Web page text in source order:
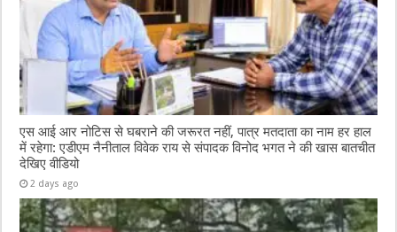
एस आई आर नोटिस से घबराने की जरूरत नहीं, पात्र मतदाता का नाम हर हाल
में रहेगा: एडीएम नैनीताल विवेक राय से संपादक विनोद भगत ने की खास बातचीत
देखिए वीडियो
2 days ago